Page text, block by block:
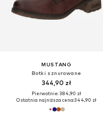
MUSTANG
Botki sznurowane
344,90 zł
Pierwotnie: 384,90 zł
Ostatnia najniższa cena:344,90 zł